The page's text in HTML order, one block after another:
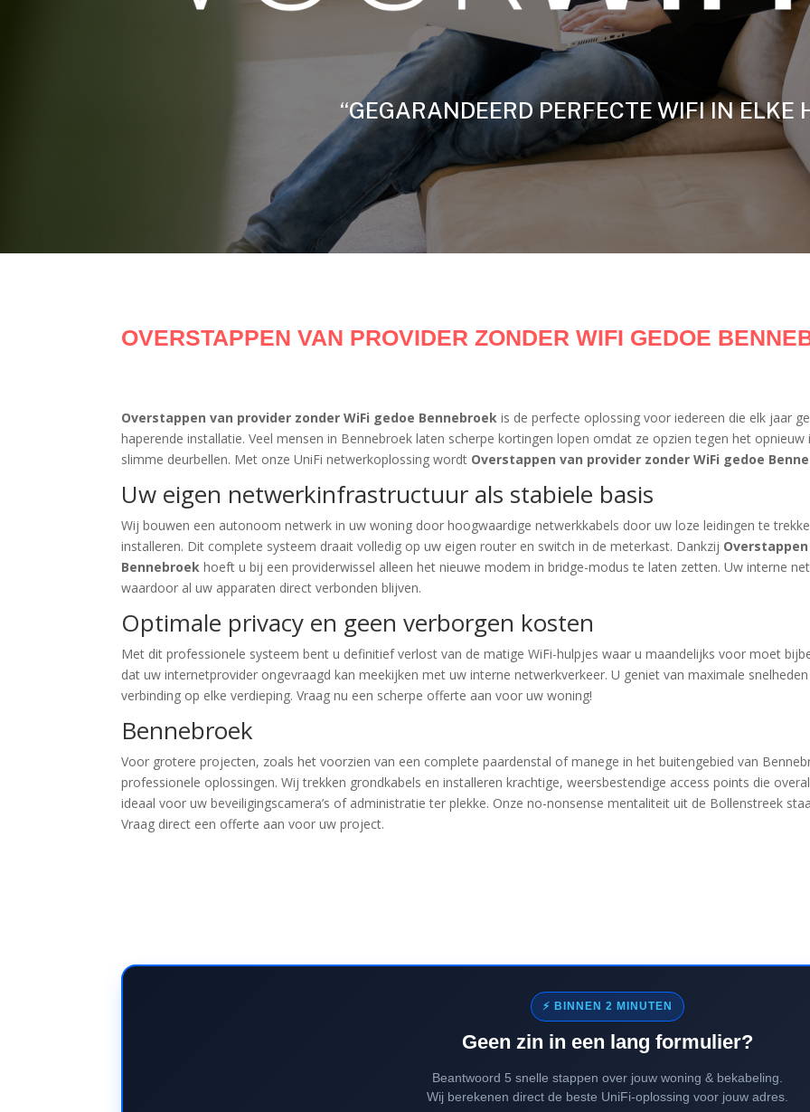
“GEGARANDEERD PERFECTE WIFI IN ELKE
OVERSTAPPEN VAN PROVIDER ZONDER WIFI GEDOE
Overstappen van provider zonder WiFi gedoe Bennebroek is de perfecte oplossing voor iedereen die elk jaar
haperende installatie. Veel mensen in Bennebroek laten scherpe kortingen lopen omdat ze opzien tegen het
slimme deurbellen. Met onze UniFi netwerkoplossing wordt Overstappen van provider zonder WiFi gedoe
Uw eigen netwerkinfrastructuur als stabiele basis
Wij bouwen een autonoom netwerk in uw woning door hoogwaardige netwerkkabels door uw loze leidingen te
installeren. Dit complete systeem draait volledig op uw eigen router en switch in de meterkast. Dankzij
Bennebroek hoeft u bij een providerwissel alleen het nieuwe modem in bridge-modus te laten zetten. Uw interne
waardoor al uw apparaten direct verbonden blijven.
Optimale privacy en geen verborgen kosten
Met dit professionele systeem bent u definitief verlost van de matige WiFi-hulpjes waar u maandelijks voor moet
dat uw internetprovider ongevraagd kan meekijken met uw interne netwerkverkeer. U geniet van maximale
verbinding op elke verdieping. Vraag nu een scherpe offerte aan voor uw woning!
Bennebroek
Voor grotere projecten, zoals het voorzien van een complete paardenstal of manege in het buitengebied van
professionele oplossingen. Wij trekken grondkabels en installeren krachtige, weersbestendige access points die
ideaal voor uw beveiligingscamera’s of administratie ter plekke. Onze no-nonsense mentaliteit uit de Bollenstreek
Vraag direct een offerte aan voor uw project.
⚡ BINNEN 2 MINUTEN
Geen zin in een lang formulier?
Beantwoord 5 snelle stappen over jouw woning & bekabeling.
Wij berekenen direct de beste UniFi-oplossing voor jouw adres.